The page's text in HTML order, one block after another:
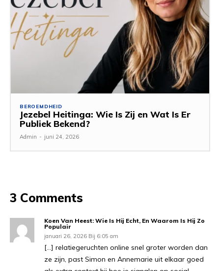
BEROEMDHEID
Jezebel Heitinga: Wie Is Zij en Wat Is Er
Publiek Bekend?
Admin - juni 24, 2026
3 Comments
Koen Van Heest: Wie Is Hij Echt, En Waarom Is Hij Zo
Populair
januari 26, 2026 Bij 6:05 am
[…] relatiegeruchten online snel groter worden dan
ze zijn, past Simon en Annemarie uit elkaar goed